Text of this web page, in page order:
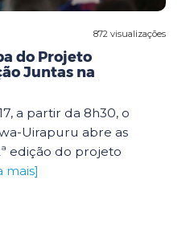
872 visualizações
do Projeto
Juntas na
a partir da 8h30, o
Uirapuru abre as
edição do projeto
mais]